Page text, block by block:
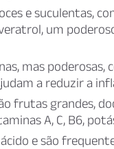
e suculentas,
um
mas
a reduzir a
frutas grandes,
A, C, B6,
e são